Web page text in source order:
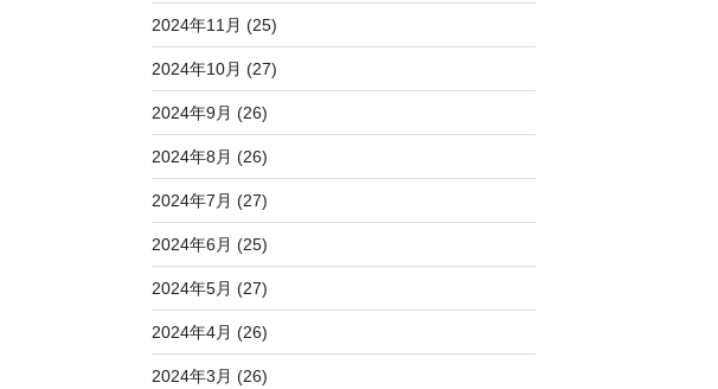
2024年11月 (25)
2024年10月 (27)
2024年9月 (26)
2024年8月 (26)
2024年7月 (27)
2024年6月 (25)
2024年5月 (27)
2024年4月 (26)
2024年3月 (26)